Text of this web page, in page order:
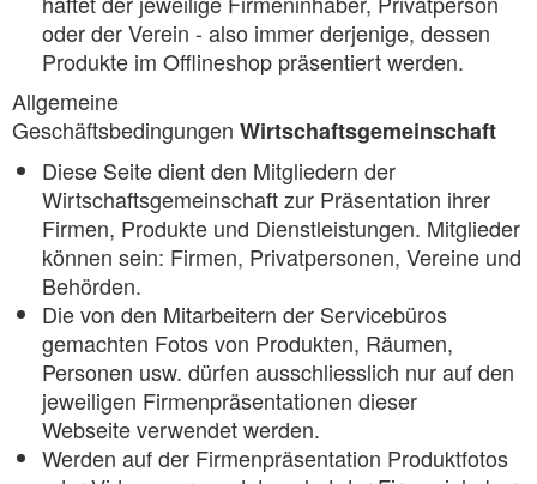
oder der Verein - also immer derjenige, dessen
Produkte im Offlineshop präsentiert werden.
Allgemeine
Geschäftsbedingungen Wirtschaftsgemeinschaft
Diese Seite dient den Mitgliedern der
Wirtschaftsgemeinschaft zur Präsentation ihrer
Firmen, Produkte und Dienstleistungen. Mitglieder
können sein: Firmen, Privatpersonen, Vereine und
Behörden.
Die von den Mitarbeitern der Servicebüros
gemachten Fotos von Produkten, Räumen,
Personen usw. dürfen ausschliesslich nur auf den
jeweiligen Firmenpräsentationen dieser
Webseite verwendet werden.
Werden auf der Firmenpräsentation Produktfotos